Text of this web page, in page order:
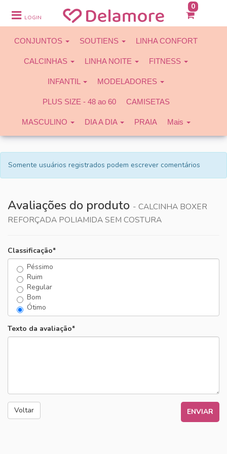
CONJUNTOS
INFANTIL
MODELADORES
PLUS SIZE - 48 ao 60
MASCULINO
PRAIA
LOGIN
0
CONJUNTOS SOUTIENS LINHA CONFORT
CALCINHAS LINHA NOITE FITNESS
INFANTIL MODELADORES
PLUS SIZE - 48 ao 60 CAMISETAS
MASCULINO DIA A DIA PRAIA Mais
Somente usuários registrados podem escrever comentários
Avaliações do produto - CALCINHA BOXER
REFORÇADA POLIAMIDA SEM COSTURA
Classificação*
Péssimo
Ruim
Regular
Bom
Ótimo
Texto da avaliação*
Voltar ENVIAR